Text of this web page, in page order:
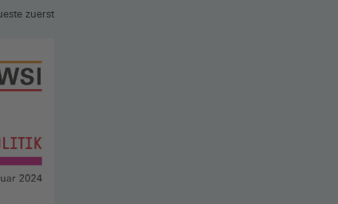
zuerst